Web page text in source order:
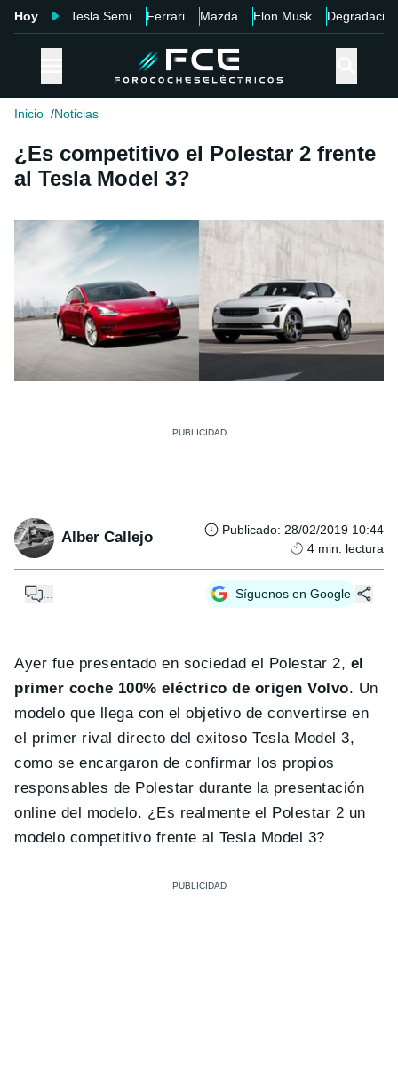
Hoy Tesla Semi Ferrari Mazda Elon Musk Degradación
Inicio Noticias
¿Es competitivo el Polestar 2 frente
al Tesla Model 3?
Alber Callejo Publicado: 28/02/2019 10:44
4 min. lectura
Síguenos en Google
Ayer fue presentado en sociedad el Polestar 2, el
primer coche 100% eléctrico de origen Volvo. Un
modelo que llega con el objetivo de convertirse en
el primer rival directo del exitoso Tesla Model 3,
como se encargaron de confirmar los propios
responsables de Polestar durante la presentación
online del modelo. ¿Es realmente el Polestar 2 un
modelo competitivo frente al Tesla Model 3?